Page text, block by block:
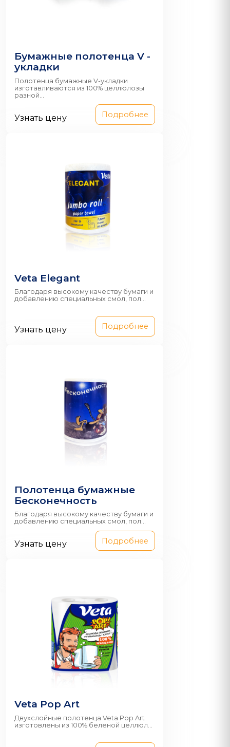
Бумажные полотенца V -
укладки
Полотенца бумажные V-укладки
изготавливаются из 100% целлюлозы
разной...
Узнать цену Подробнее
Veta Elegant
Благодаря высокому качеству бумаги и
добавлению специальных смол, пол...
Узнать цену Подробнее
Полотенца бумажные
Бесконечность
Благодаря высокому качеству бумаги и
добавлению специальных смол, пол...
Узнать цену Подробнее
Veta Pop Art
Двухслойные полотенца Veta Pop Art
изготовлены из 100% беленой целлюл...